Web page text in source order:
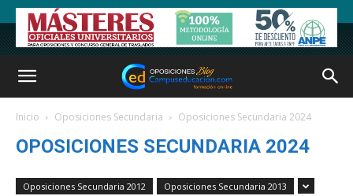
Inicio Oposiciones Secundaria Oposiciones Secundaria 2024
OPOSICIONES SECUNDARIA 2024
Oposiciones Secundaria 2012 Oposiciones Secundaria 2013